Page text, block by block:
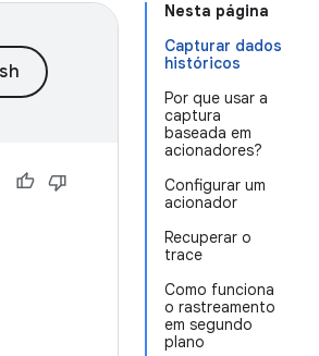
Nesta página
Capturar dados
históricos
Por que usar a
captura
baseada em
acionadores?
Configurar um
acionador
Recuperar o
trace
Como funciona
o rastreamento
em segundo
plano